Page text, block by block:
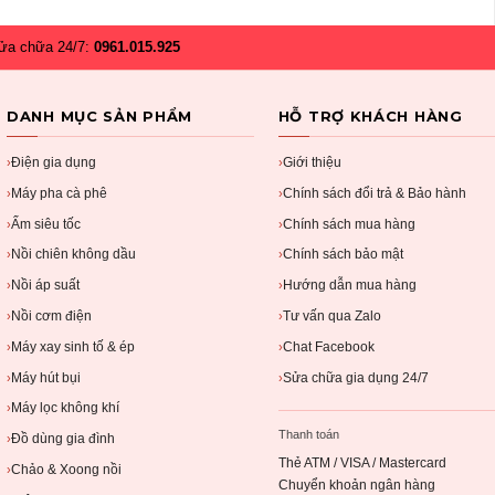
chữa 24/7: 0961.015.925
DANH MỤC SẢN PHẨM
›Điện gia dụng
›Máy pha cà phê
›Ấm siêu tốc
› Nồi chiên không dầu
› Nồi áp suất
› Nồi cơm điện
›Máy xay sinh tố & ép
›Máy hút bụi
› Máy lọc không khí
›Đồ dùng gia đình
›Chảo & Xoong nồi
HỖ TRỢ KHÁCH HÀNG
›Giới thiệu
›Chính sách đổi trả & Bảo hành
›Chính sách mua hàng
›Chính sách bảo mật
› Hướng dẫn mua hàng
›Tư vấn qua Zalo
›Chat Facebook
›Sửa chữa gia dụng 24/7
Thanh toán
Thẻ ATM / VISA / Mastercard
Chuyển khoản ngân hàng